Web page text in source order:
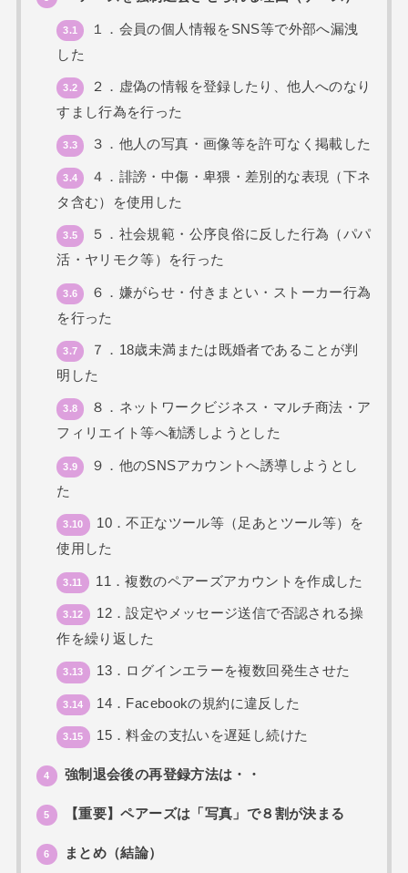
3.1
１．会員の個人情報をSNS等で外部へ漏洩
した
3.2
２．虚偽の情報を登録したり、他人へのなり
すまし行為を行った
3.3 ３．他人の写真・画像等を許可なく掲載した
3.4
４．誹謗・中傷・卑猥・差別的な表現（下ネ
タ含む）を使用した
3.5
５．社会規範・公序良俗に反した行為（パパ
活・ヤリモク等）を行った
3.6
６．嫌がらせ・付きまとい・ストーカー行為
を行った
3.7
７．18歳未満または既婚者であることが判
明した
3.8
８．ネットワークビジネス・マルチ商法・ア
フィリエイト等へ勧誘しようとした
3.9
９．他のSNSアカウントへ誘導しようとし
た
3.10
10．不正なツール等（足あとツール等）を
使用した
3.11 11．複数のペアーズアカウントを作成した
3.12
12．設定やメッセージ送信で否認される操
作を繰り返した
3.13 13．ログインエラーを複数回発生させた
3.14 14．Facebookの規約に違反した
3.15 15．料金の支払いを遅延し続けた
4 強制退会後の再登録方法は・・
5 【重要】ペアーズは「写真」で８割が決まる
6 まとめ（結論）